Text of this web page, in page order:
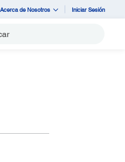
Acerca de Nosotros Iniciar Sesión